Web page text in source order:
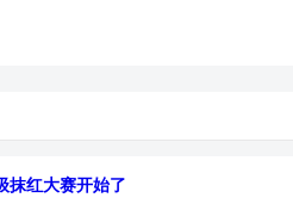
抹红大赛开始了